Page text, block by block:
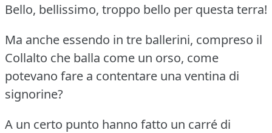
Bello, bellissimo, troppo bello per questa terra!
Ma anche essendo in tre ballerini, compreso il
Collalto che balla come un orso, come
potevano fare a contentare una ventina di
signorine?
A un certo punto hanno fatto un carré di